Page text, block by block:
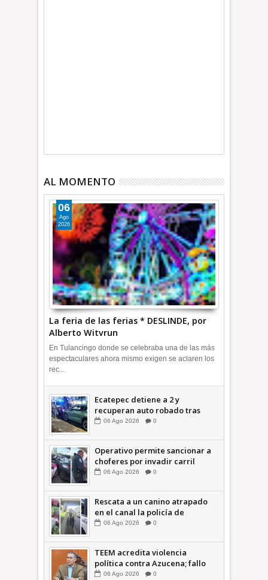
AL MOMENTO
La feria de las ferias * DESLINDE, por
Alberto Witvrun
06
Ago
2026
En Tulancingo donde se celebraba una de las más
espectaculares ahora mismo exigen se aclaren los
rec...
Ecatepec detiene a 2 y
recuperan auto robado tras
operativo con Tecámac +Video
06 Ago 2026 0
Operativo permite sancionar a
choferes por invadir carril
confinado: Ecatepec +Video |
06 Ago 2026 0
Rescata a un canino atrapado
en el canal la policía de
Ecatepec INFORMATIVA
06 Ago 2026 0
TEEM acredita violencia
política contra Azucena; fallo
confirma guerra sucia: Octavio
06 Ago 2026 0